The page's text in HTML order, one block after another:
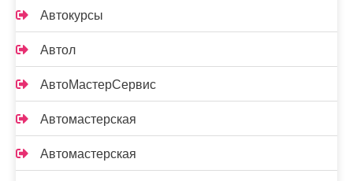
Автокурсы
Автол
АвтоМастерСервис
Автомастерская
Автомастерская